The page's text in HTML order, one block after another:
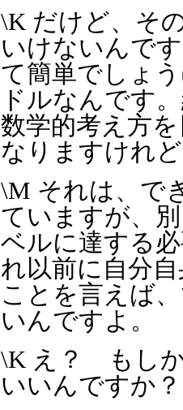
\K だけど、そ
いけないんで
て簡単でしょ
ドルなんです
数学的考え方
なりますけれ
\M それは、で
ていますが、
ベルに達する
れ以前に自分
ことを言えば
いんですよ。
\K え？ もしか
いいんですか？